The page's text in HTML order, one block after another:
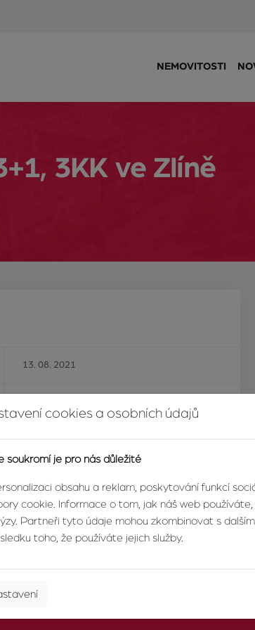
NEMOVITOSTI
3KK ve Zlíně
13. 08. 2021
ke koupi
cookies a osobních údajů
soukromí je pro nás důležité
obsahu a reklam, poskytování funkcí
cookie. Informace o tom, jak náš web
Partneři tyto údaje mohou zkombinovat s
toho, že používáte jejich služby.